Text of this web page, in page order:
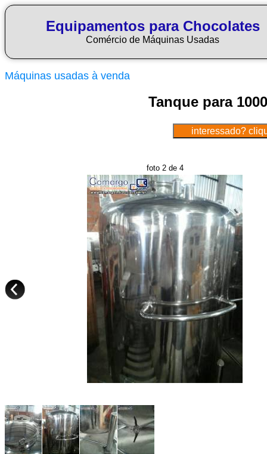
Equipamentos para Chocolates
Comércio de Máquinas Usadas
Máquinas usadas à venda
Tanque para
foto 2 de 4